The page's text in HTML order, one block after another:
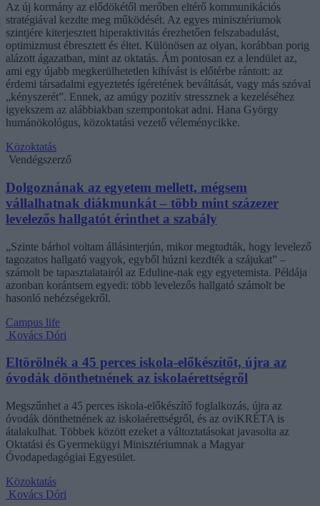
Az új kormány az elődökétől merőben eltérő kommunikációs
stratégiával kezdte meg működését. Az egyes minisztériumok
szintjére kiterjesztett hiperaktivitás érezhetően felszabadulást,
optimizmust ébresztett és éltet. Különösen az olyan, korábban porig
alázott ágazatban, mint az oktatás. Ám pontosan ez a lendület az,
ami egy újabb megkerülhetetlen kihívást is előtérbe rántott: az
érdemi társadalmi egyeztetés ígéretének beváltását, vagy más szóval
„kényszerét”. Ennek, az amúgy pozitív stressznek a kezeléséhez
igyekszem az alábbiakban szempontokat adni. Hana György
humánökológus, közoktatási vezető véleménycikke.
Közoktatás
Vendégszerző
Dolgoznának az egyetem mellett, mégsem
vállalhatnak diákmunkát – több mint százezer
levelezős hallgatót érinthet a szabály
„Szinte bárhol voltam állásinterjún, mikor megtudták, hogy levelező
tagozatos hallgató vagyok, egyből húzni kezdték a szájukat” –
számolt be tapasztalatairól az Eduline-nak egy egyetemista. Példája
azonban korántsem egyedi: több levelezős hallgató számolt be
hasonló nehézségekről.
Campus life
Kovács Dóri
Eltörölnék a 45 perces iskola-előkészítőt, újra az
óvodák dönthetnének az iskolaérettségről
Megszűnhet a 45 perces iskola-előkészítő foglalkozás, újra az
óvodák dönthetnének az iskolaérettségről, és az oviKRÉTA is
átalakulhat. Többek között ezeket a változtatásokat javasolta az
Oktatási és Gyermekügyi Minisztériumnak a Magyar
Óvodapedagógiai Egyesület.
Közoktatás
Kovács Dóri